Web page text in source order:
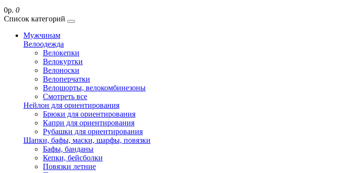
0р. 0
Список категорий
Мужчинам
Велоодежда
Велокепки
Велокуртки
Велоноски
Велоперчатки
Велошорты, велокомбинезоны
Смотреть все
Нейлон для ориентирования
Брюки для ориентирования
Капри для ориентирования
Рубашки для ориентирования
Шапки, бафы, маски, шарфы, повязки
Бафы, банданы
Кепки, бейсболки
Повязки летние